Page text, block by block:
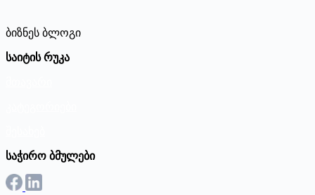
ბიზნეს ბლოგი
საიტის რუკა
საჭირო ბმულები